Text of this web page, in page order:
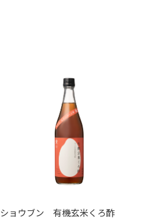
ショウブン 有機玄米くろ酢